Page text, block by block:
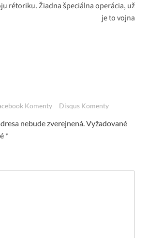
rétoriku. Žiadna špeciálna operácia, už
je to vojna
Komenty Disqus Komenty
nebude zverejnená.Vyžadované
*